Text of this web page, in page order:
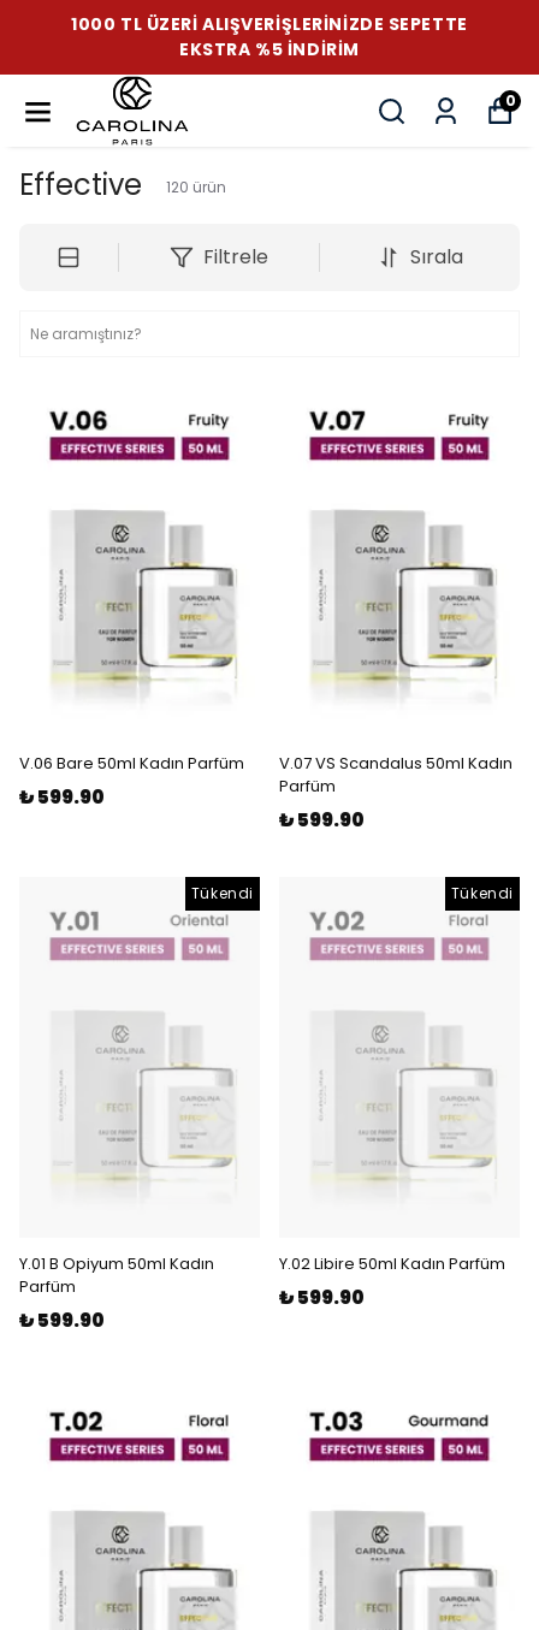
1000 TL ÜZERI ALIŞVERIŞLERINIZDE SEPETTE
EKSTRA %5 İNDIRIM
0
Effective 120 ürün
Filtrele Sırala
V.06 Bare 50ml Kadın Parfüm
₺ 599.90
V.07 VS Scandalus 50ml Kadın
Parfüm
₺ 599.90
Tükendi
Y.01 B Opiyum 50ml Kadın
Parfüm
₺ 599.90
Tükendi
Y.02 Libire 50ml Kadın Parfüm
₺ 599.90